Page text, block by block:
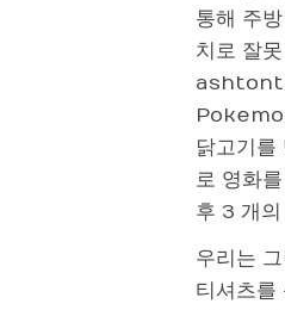
통해 주
치로 잘
닭고기를
로 영화
후 3 개
우리는
티셔츠를